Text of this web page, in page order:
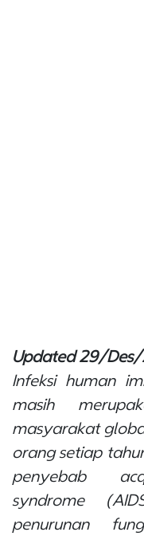
Updated 29/
Infeksi human
masih
masyarakat
orang setiap
penyebab
syndrome
penurunan